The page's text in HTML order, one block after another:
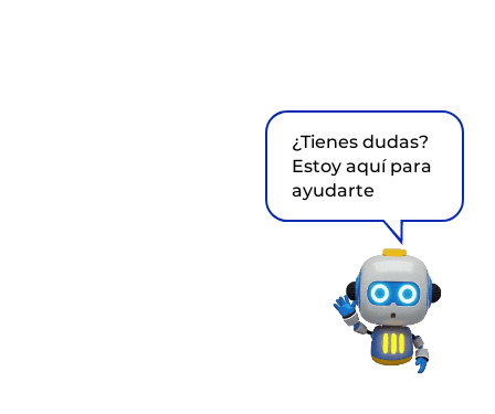
¿Tienes dudas?
Estoy aquí para
ayudarte